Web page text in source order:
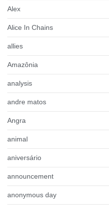
Alex
Alice In Chains
allies
Amazônia
analysis
andre matos
Angra
animal
aniversário
announcement
anonymous day